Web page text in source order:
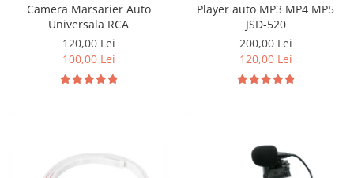
Camera Marsarier Auto
Universala RCA
120,00 Lei
100,00 Lei
Player auto MP3 MP4 MP5
JSD-520
200,00 Lei
120,00 Lei